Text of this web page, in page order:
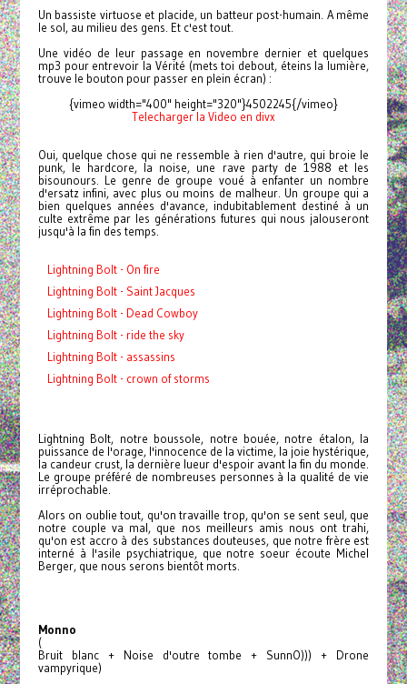
Un bassiste virtuose et placide, un batteur post-humain. A même
le sol, au milieu des gens. Et c'est tout.
Une vidéo de leur passage en novembre dernier et quelques
mp3 pour entrevoir la Vérité (mets toi debout, éteins la lumière,
trouve le bouton pour passer en plein écran) :
{vimeo width="400" height="320"}4502245{/vimeo}
Telecharger la Video en divx
Oui, quelque chose qui ne ressemble à rien d'autre, qui broie le
punk, le hardcore, la noise, une rave party de 1988 et les
bisounours. Le genre de groupe voué à enfanter un nombre
d'ersatz infini, avec plus ou moins de malheur. Un groupe qui a
bien quelques années d'avance, indubitablement destiné à un
culte extrême par les générations futures qui nous jalouseront
jusqu'à la fin des temps.
Lightning Bolt - On fire
Lightning Bolt - Saint Jacques
Lightning Bolt - Dead Cowboy
Lightning Bolt - ride the sky
Lightning Bolt - assassins
Lightning Bolt - crown of storms
Lightning Bolt, notre boussole, notre bouée, notre étalon, la
puissance de l'orage, l'innocence de la victime, la joie hystérique,
la candeur crust, la dernière lueur d'espoir avant la fin du monde.
Le groupe préféré de nombreuses personnes à la qualité de vie
irréprochable.
Alors on oublie tout, qu'on travaille trop, qu'on se sent seul, que
notre couple va mal, que nos meilleurs amis nous ont trahi,
qu'on est accro à des substances douteuses, que notre frère est
interné à l'asile psychiatrique, que notre soeur écoute Michel
Berger, que nous serons bientôt morts.
Monno
(
Bruit blanc + Noise d'outre tombe + SunnO))) + Drone
vampyrique)